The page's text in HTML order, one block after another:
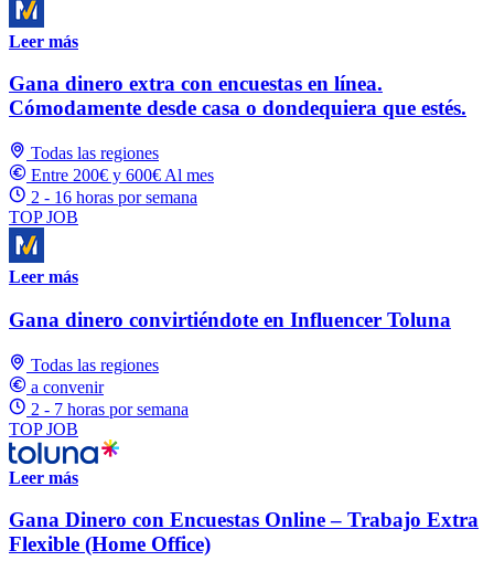
Leer más
Gana dinero extra con encuestas en línea.
Cómodamente desde casa o dondequiera que estés.
Todas las regiones
Entre 200€ y 600€ Al mes
2 - 16 horas por semana
TOP JOB
Leer más
Gana dinero convirtiéndote en Influencer Toluna
Todas las regiones
a convenir
2 - 7 horas por semana
TOP JOB
Leer más
Gana Dinero con Encuestas Online – Trabajo Extra
Flexible (Home Office)